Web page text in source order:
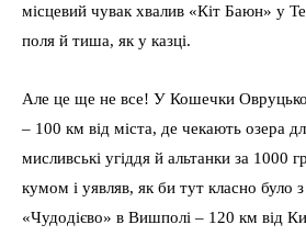
місцевий чувак хвалив «Кіт Баюн» у
поля й тиша, як у казці.
Але це ще не все! У Кошечки
– 100 км від міста, де чекають озера
мисливські угіддя й альтанки за 1000
кумом і уявляв, як би тут класно було
«Чудодієво» в Вишполі – 120 км від